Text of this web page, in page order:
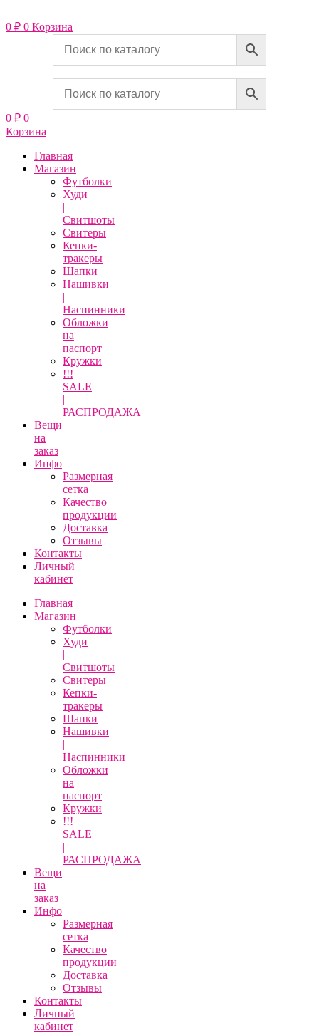
к
содержимому
0 ₽ 0 Корзина
0 ₽ 0
Корзина
Главная
Магазин
Футболки
Худи
|
Свитшоты
Свитеры
Кепки-
тракеры
Шапки
Нашивки
|
Наспинники
Обложки
на
паспорт
Кружки
!!!
SALE
|
РАСПРОДАЖА
Вещи
на
заказ
Инфо
Размерная
сетка
Качество
продукции
Доставка
Отзывы
Контакты
Личный
кабинет
Главная
Магазин
Футболки
Худи
|
Свитшоты
Свитеры
Кепки-
тракеры
Шапки
Нашивки
|
Наспинники
Обложки
на
паспорт
Кружки
!!!
SALE
|
РАСПРОДАЖА
Вещи
на
заказ
Инфо
Размерная
сетка
Качество
продукции
Доставка
Отзывы
Контакты
Личный
кабинет